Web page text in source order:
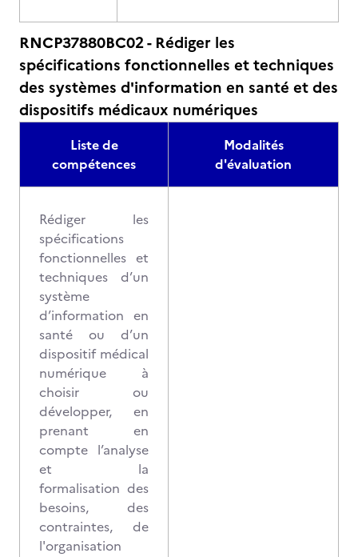
RNCP37880BC02 - Rédiger les
spécifications fonctionnelles et techniques
des systèmes d'information en santé et des
dispositifs médicaux numériques
Liste de
compétences
Modalités
d'évaluation
Rédiger les
spécifications
fonctionnelles et
techniques d’un
système
d’information en
santé ou d’un
dispositif médical
numérique à
choisir ou
développer, en
prenant en
compte l’analyse
et la
formalisation des
besoins, des
contraintes, de
l'organisation